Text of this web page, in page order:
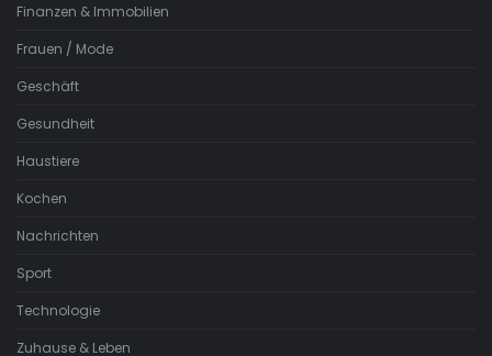
Finanzen & Immobilien
Frauen / Mode
Geschäft
Gesundheit
Haustiere
Kochen
Nachrichten
Sport
Technologie
Zuhause & Leben